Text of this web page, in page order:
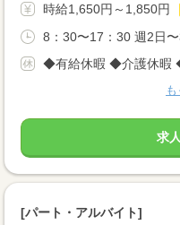
時給1,650円～1,850円
8：30〜17：30 週2日
◆有給休暇 ◆介護休暇
求
[パート・アルバイト]